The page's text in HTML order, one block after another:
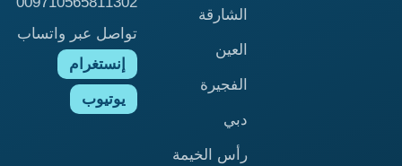
الشارقة
العين
الفجيرة
دبي
رأس الخيمة
تواصل عبر واتساب
إنستغرام
يوتيوب